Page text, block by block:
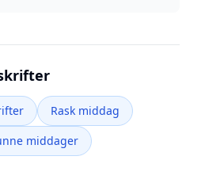
Rask middag
middager